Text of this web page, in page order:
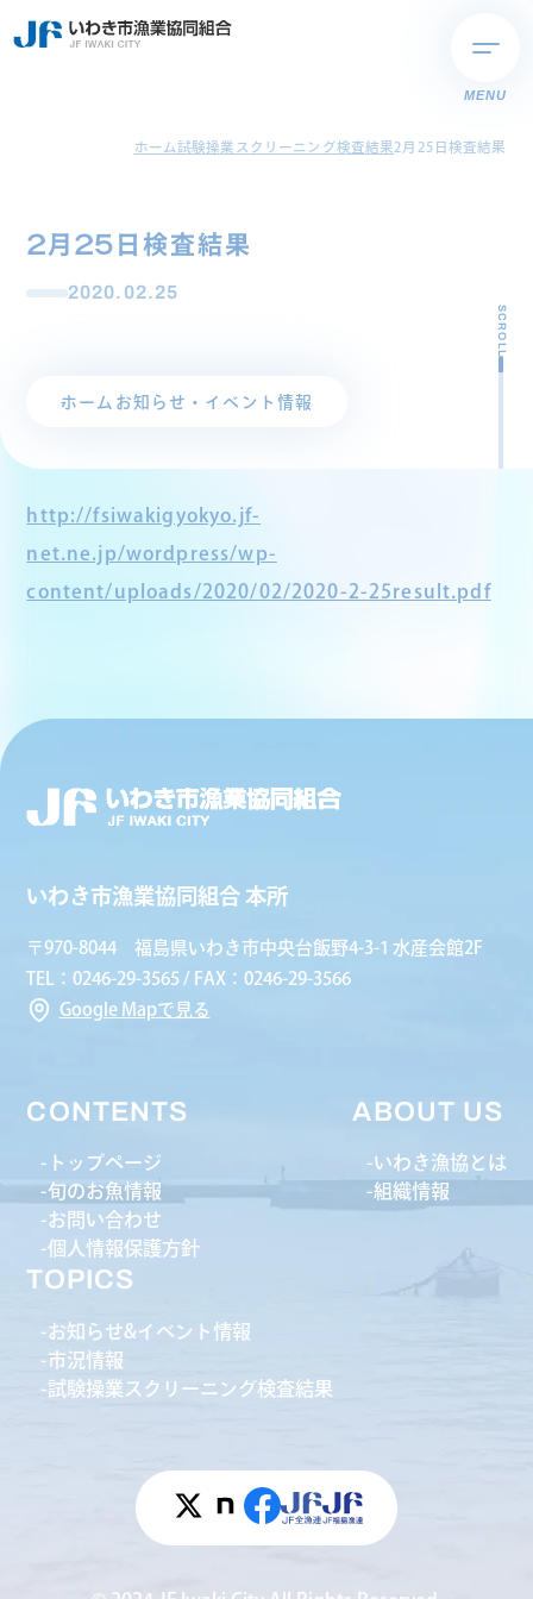
MENU
ホーム試験操業スクリーニング検査結果2月25日検査結果
2月25日検査結果
2020.02.25
ホーム お知らせ・イベント情報
SCROLL
http://fsiwakigyokyo.jf-
net.ne.jp/wordpress/wp-
content/uploads/2020/02/2020-2-25result.pdf
いわき市漁業協同組合 本所
〒970-8044 福島県いわき市中央台飯野4-3-1 水産会館2F
TEL：0246-29-3565 / FAX：0246-29-3566
Google Mapで見る
CONTENTS
トップページ
旬のお魚情報
お問い合わせ
個人情報保護方針
ABOUT US
いわき漁協とは
組織情報
TOPICS
お知らせ&イベント情報
市況情報
試験操業スクリーニング検査結果